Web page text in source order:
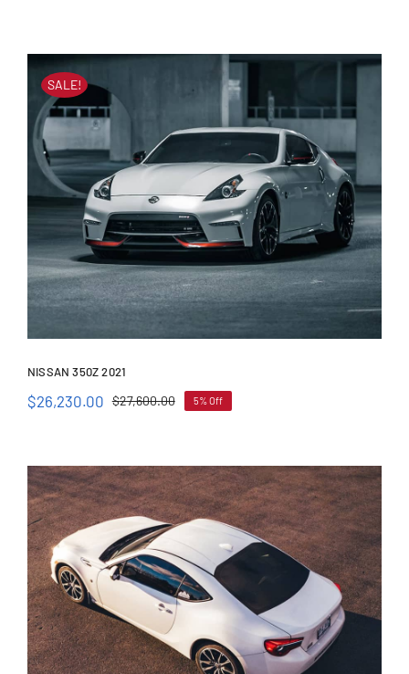
Jaguar F-Pace 2019
SALE!
Nissan 350Z 2021
NISSAN 350Z 2021
$27,600.00
$26,230.00 5% Off